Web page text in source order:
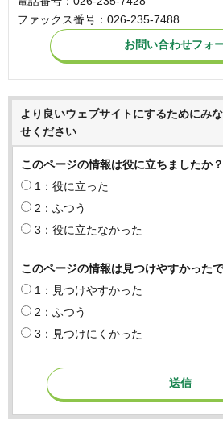
ファックス番号：026-235-7488
より良いウェブサイトにするためにみ
せください
このページの情報は役に立ちましたか？
1：役に立った
2：ふつう
3：役に立たなかった
このページの情報は見つけやすかった
1：見つけやすかった
2：ふつう
3：見つけにくかった